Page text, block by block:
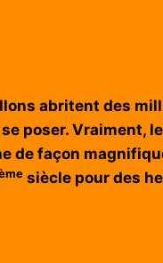
abritent des
poser. Vraiment,
de façon
siècle pour des